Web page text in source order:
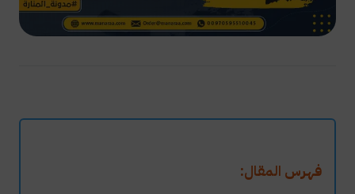
فهرس المقال: